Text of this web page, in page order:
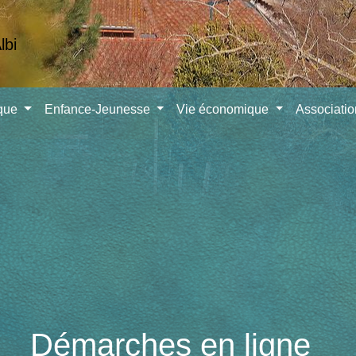
Enfance-Jeunesse Vie économique
Démarches en ligne